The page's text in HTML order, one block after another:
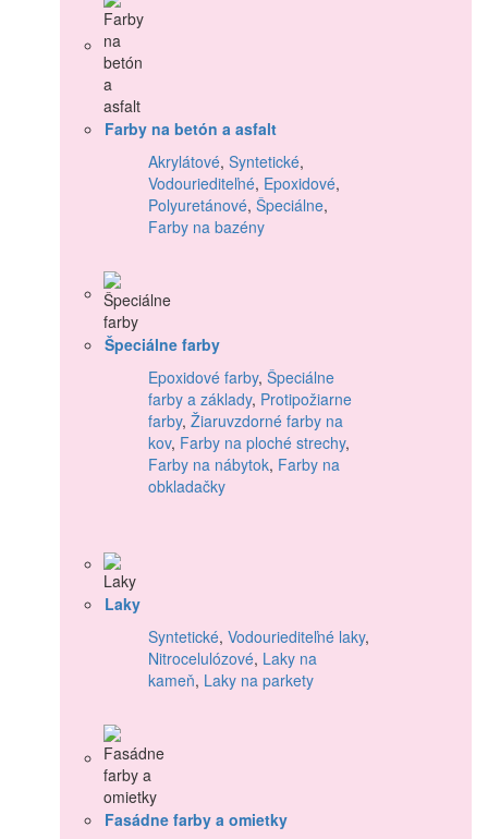
Farby na betón a asfalt
Akrylátové, Syntetické,
Vodouriediteľné, Epoxidové,
Polyuretánové, Špeciálne,
Farby na bazény
Špeciálne farby
Epoxidové farby, Špeciálne
farby a základy, Protipožiarne
farby, Žiaruvzdorné farby na
kov, Farby na ploché strechy,
Farby na nábytok, Farby na
obkladačky
Laky
Syntetické, Vodouriediteľné laky,
Nitrocelulózové, Laky na
kameň, Laky na parkety
Fasádne farby a omietky